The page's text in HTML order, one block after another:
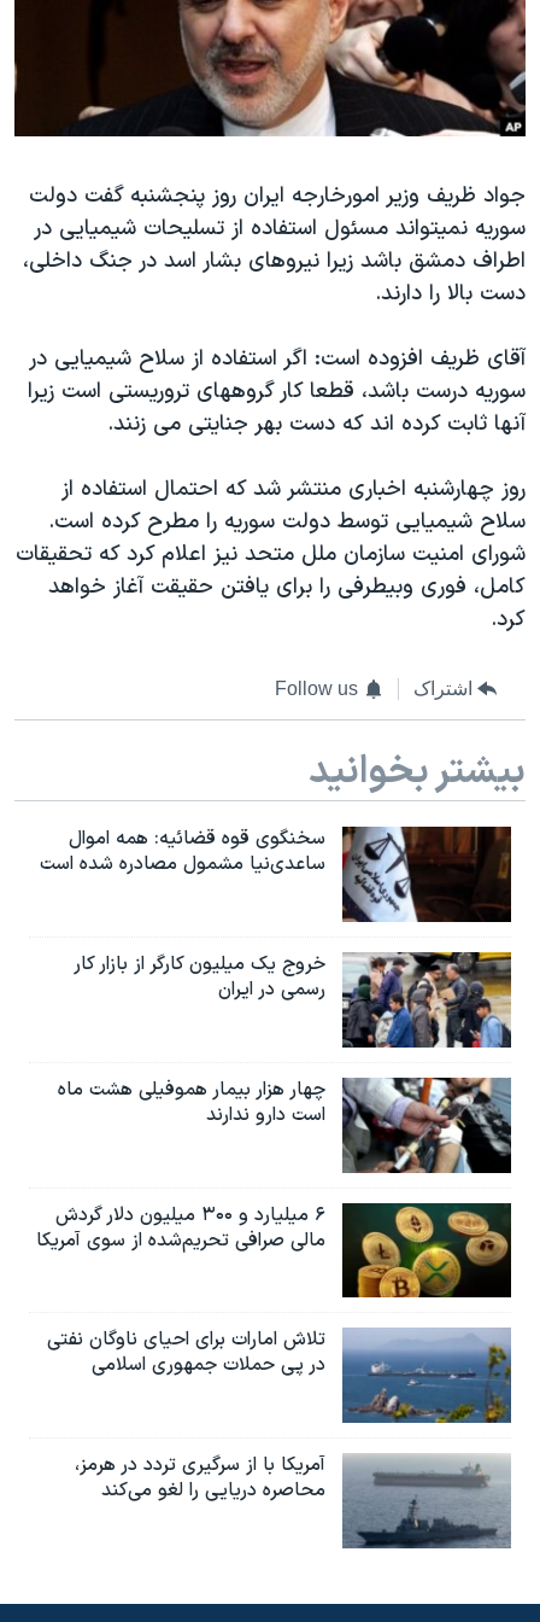
فرهنگ و زندگی
حقوق شهروندی
اقتصادی
اسرائیل در جنگ
گالری عکس
آرشیو پخش زنده
مستندها
انتخابات ریاست جمهوری آمریکا ۲۰۲۴
حمله جمهوری اسلامی به اسرائیل
ورزش زنان در ایران
اعتراضات زن، زندگی، آزادی
مجموعه مستندهای دادخواهی
دادگاه حمید نوری
چهل سال گروگان‌گیری
اعتراضات مردمی آبان ۹۸
اسرائیل در جنگ
نرگس محمدی برنده جایزه نوبل صلح
همایش محافظه‌کاران آمریکا «سی‌پک»
صفحه‌های ویژه
سفر پرزیدنت ترامپ به چین
دنبال کنید
زبانهای مختلف
جواد ظریف وزیر امورخارجه ایران روز پنجشنبه گفت دولت
سوریه نمیتواند مسئول استفاده از تسلیحات شیمیایی در
اطراف دمشق باشد زیرا نیروهای بشار اسد در جنگ داخلی،
دست بالا را دارند.
آقای ظریف افزوده است: اگر استفاده از سلاح شیمیایی در
سوریه درست باشد، قطعا کار گروههای تروریستی است زیرا
آنها ثابت کرده اند که دست بهر جنایتی می زنند.
روز چهارشنبه اخباری منتشر شد که احتمال استفاده از
سلاح شیمیایی توسط دولت سوریه را مطرح کرده است.
شورای امنیت سازمان ملل متحد نیز اعلام کرد که تحقیقات
کامل، فوری وبیطرفی را برای یافتن حقیقت آغاز خواهد
کرد.
اشتراک Follow us
بیشتر بخوانید
سخنگوی قوه قضائیه: همه اموال
ساعدی‌نیا مشمول مصادره شده است
خروج یک میلیون کارگر از بازار کار
رسمی در ایران
چهار هزار بیمار هموفیلی هشت ماه
است دارو ندارند
۶ میلیارد و ۳۰۰ میلیون دلار گردش
مالی صرافی تحریم‌شده از سوی آمریکا
تلاش امارات برای احیای ناوگان نفتی
در پی حملات جمهوری اسلامی
آمریکا با از سرگیری تردد در هرمز،
محاصره دریایی را لغو می‌کند